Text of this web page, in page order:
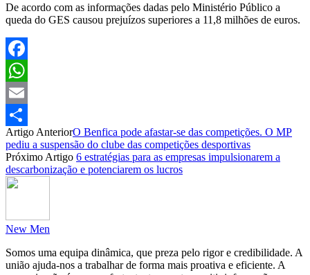
De acordo com as informações dadas pelo Ministério Público a
queda do GES causou prejuízos superiores a 11,8 milhões de euros.
Facebook
WhatsApp
Email
Partilhar
Artigo AnteriorO Benfica pode afastar-se das competições. O MP
pediu a suspensão do clube das competições desportivas
Próximo Artigo 6 estratégias para as empresas impulsionarem a
descarbonização e potenciarem os lucros
New Men
Somos uma equipa dinâmica, que preza pelo rigor e credibilidade. A
união ajuda-nos a trabalhar de forma mais proativa e eficiente. A